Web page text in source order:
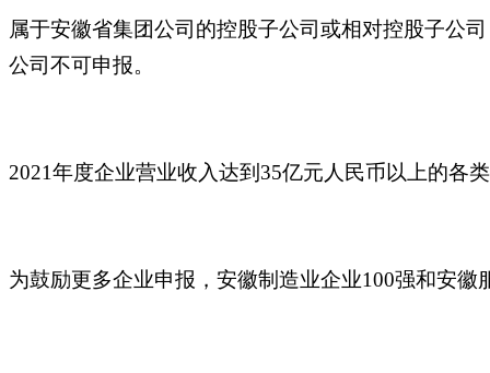
属于安徽省集团公司的控股子公司或相对控股子公
公司不可申报。
2021年度企业营业收入达到35亿元人民币以上的各
为鼓励更多企业申报，安徽制造业企业100强和安